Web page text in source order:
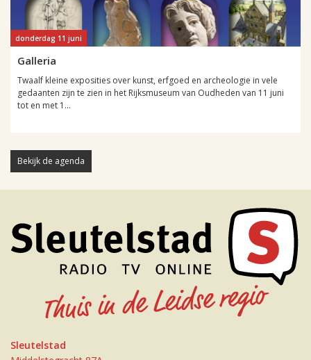
donderdag 11 juni
Galleria
Twaalf kleine exposities over kunst, erfgoed en archeologie in vele
gedaanten zijn te zien in het Rijksmuseum van Oudheden van 11 juni
tot en met 1...
Bekijk de agenda
Sleutelstad